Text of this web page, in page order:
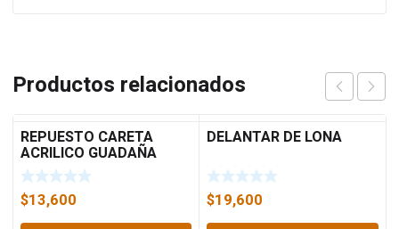
Productos relacionados
REPUESTO CARETA
ACRILICO GUADAÑA
$13,600
DELANTAR DE LONA
$19,600